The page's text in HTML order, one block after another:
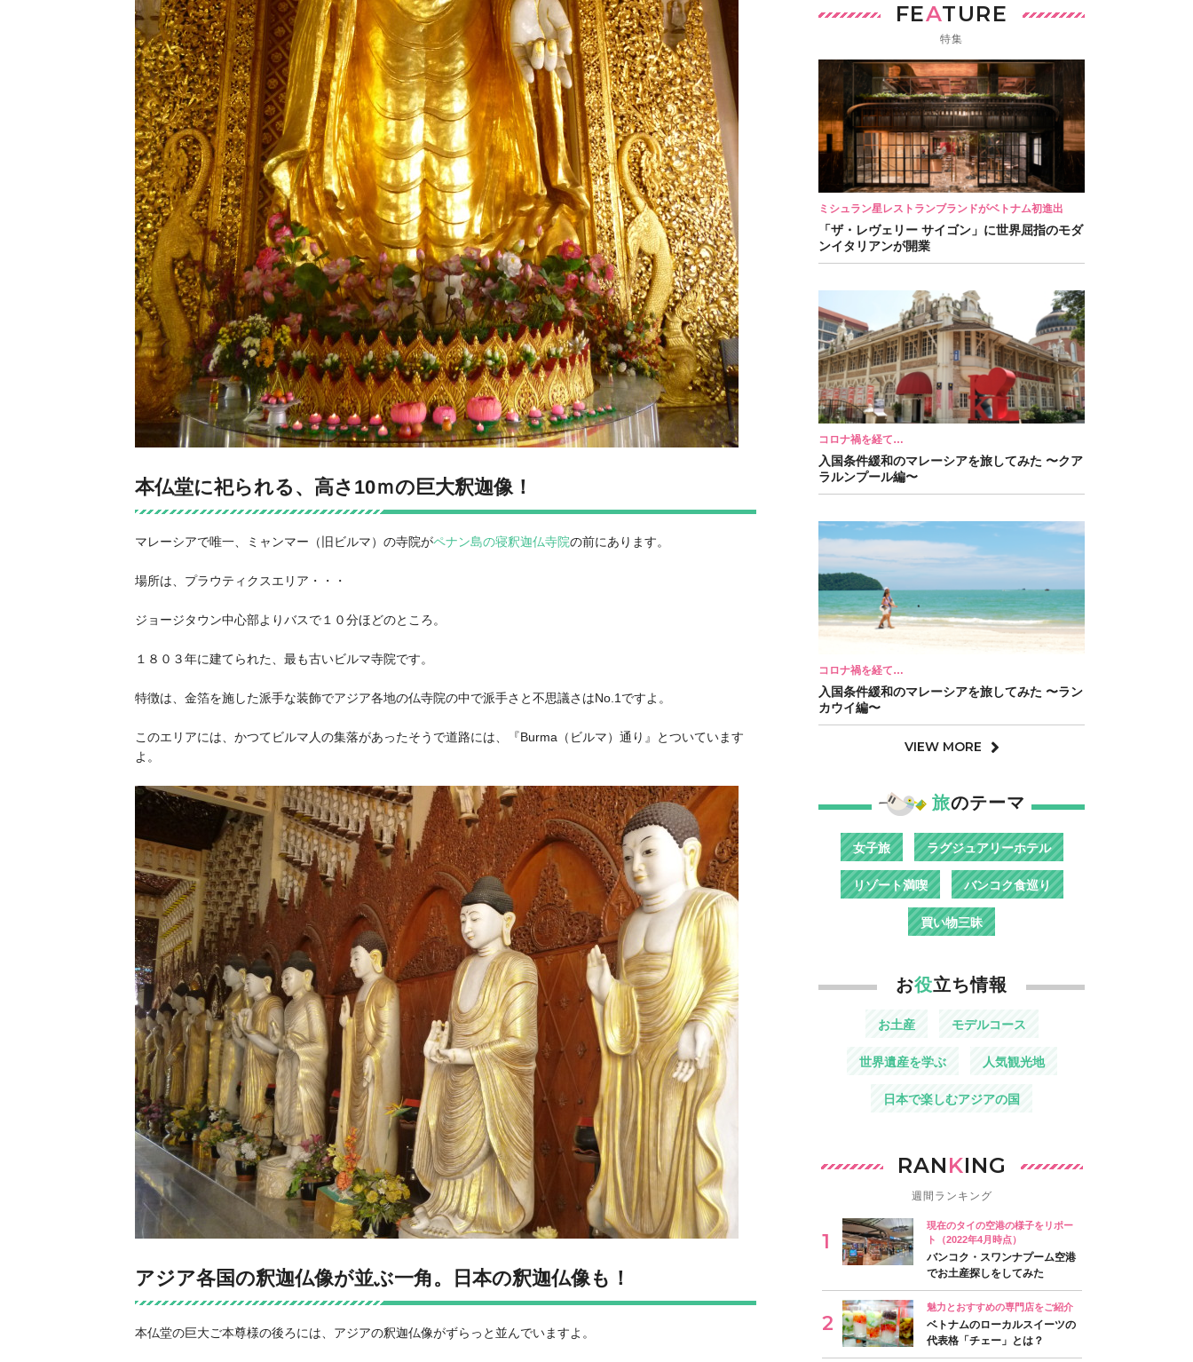
本仏堂に祀られる、高さ10ｍの巨大釈迦像！
マレーシアで唯一、ミャンマー（旧ビルマ）の寺院がペナン島の寝釈迦仏寺院の前にあります。
場所は、プラウティクスエリア・・・
ジョージタウン中心部よりバスで１０分ほどのところ。
１８０３年に建てられた、最も古いビルマ寺院です。
特徴は、金箔を施した派手な装飾でアジア各地の仏寺院の中で派手さと不思議さはNo.1ですよ。
このエリアには、かつてビルマ人の集落があったそうで道路には、『Burma（ビルマ）通り』とついています
よ。
アジア各国の釈迦仏像が並ぶ一角。日本の釈迦仏像も！
本仏堂の巨大ご本尊様の後ろには、アジアの釈迦仏像がずらっと並んでいますよ。
FEATURE
特集
ミシュラン星レストランブランドがベトナム初進出
「ザ・レヴェリー サイゴン」に世界屈指のモダ
ンイタリアンが開業
コロナ禍を経て…
入国条件緩和のマレーシアを旅してみた 〜クア
ラルンプール編〜
コロナ禍を経て…
入国条件緩和のマレーシアを旅してみた 〜ラン
カウイ編〜
VIEW MORE
旅のテーマ
女子旅 ラグジュアリーホテル
リゾート満喫 バンコク食巡り
買い物三昧
お役立ち情報
お土産 モデルコース
世界遺産を学ぶ 人気観光地
日本で楽しむアジアの国
RANKING
週間ランキング
現在のタイの空港の様子をリポー
ト（2022年4月時点）
バンコク・スワンナプーム空港
でお土産探しをしてみた
魅力とおすすめの専門店をご紹介
ベトナムのローカルスイーツの
代表格「チェー」とは？